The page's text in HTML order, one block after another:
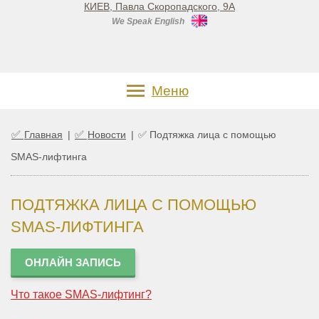
КИЕВ, Павла Скоропадского, 9А
We Speak English
Меню
✅ Главная | ✅ Новости | ✅ Подтяжка лица с помощью
SMAS-лифтинга
ПОДТЯЖКА ЛИЦА С ПОМОЩЬЮ
SMAS-ЛИФТИНГА
ОНЛАЙН ЗАПИСЬ
Что такое SMAS-лифтинг?